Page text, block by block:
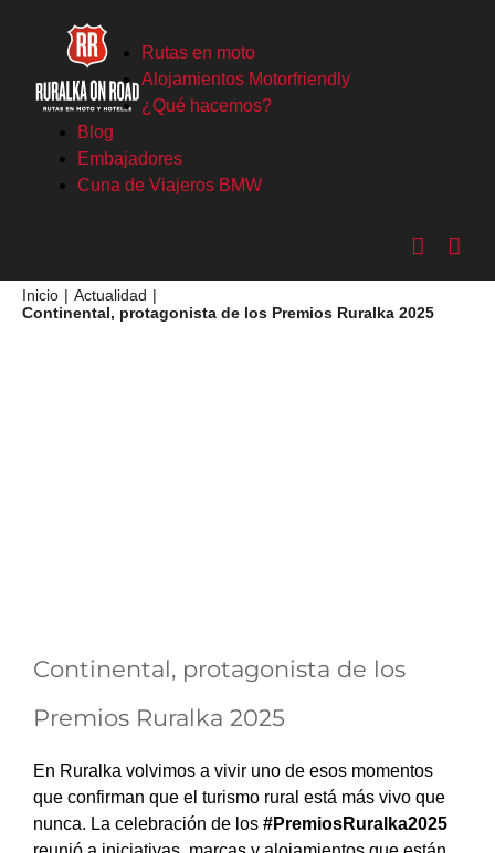
contenido
Rutas en moto
Alojamientos Motorfriendly
¿Qué hacemos?
Blog
Embajadores
Cuna de Viajeros BMW
Inicio
Actualidad
Continental, protagonista de los Premios Ruralka 2025
Continental, protagonista de los
Premios Ruralka 2025
En Ruralka volvimos a vivir uno de esos momentos
que confirman que el turismo rural está más vivo que
nunca. La celebración de los #PremiosRuralka2025